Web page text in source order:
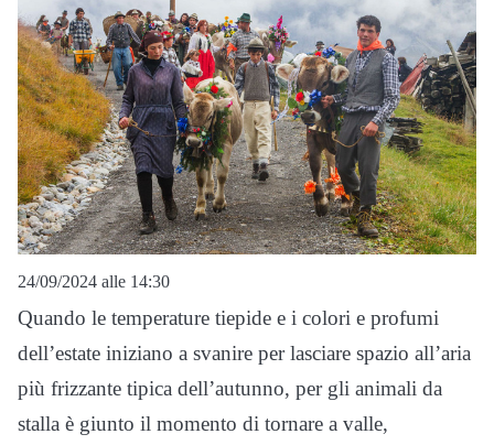
24/09/2024 alle 14:30
Quando le temperature tiepide e i colori e profumi
dell’estate iniziano a svanire per lasciare spazio all’aria
più frizzante tipica dell’autunno, per gli animali da
stalla è giunto il momento di tornare a valle,